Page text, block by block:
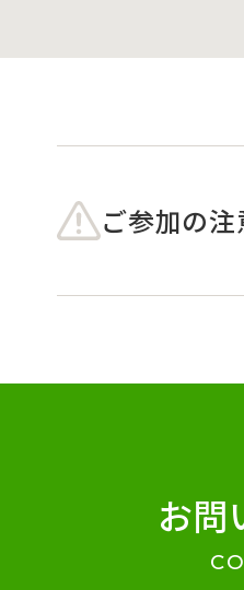
ご参加の
お問